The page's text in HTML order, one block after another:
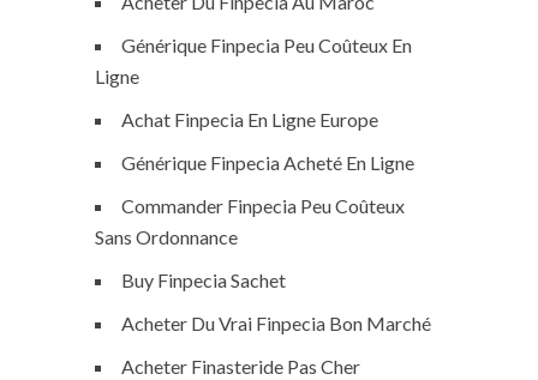
Générique Finpecia Peu Coûteux En
Ligne
Achat Finpecia En Ligne Europe
Générique Finpecia Acheté En Ligne
Commander Finpecia Peu Coûteux
Sans Ordonnance
Buy Finpecia Sachet
Acheter Du Vrai Finpecia Bon Marché
Acheter Finasteride Pas Cher